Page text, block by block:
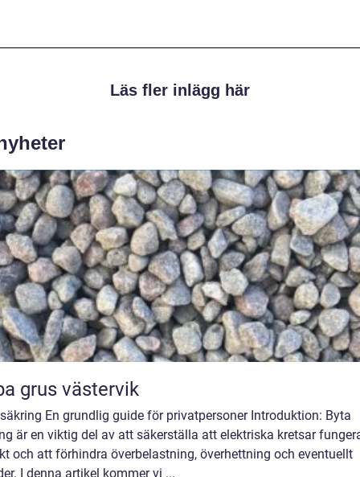
Läs fler inlägg här
grus västervik
En grundlig guide för privatpersoner Introduktion: Byta
är en viktig del av att säkerställa att elektriska kretsar
och att förhindra överbelastning, överhettning och eventuellt
I denna artikel kommer vi ...